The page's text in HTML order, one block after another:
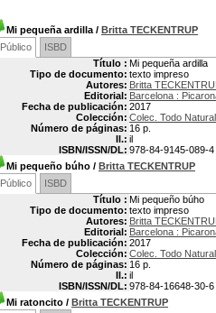
Mi pequeña ardilla / Britta TECKENTRUP
Público
ISBD
Título : Mi pequeña ardilla
Tipo de documento: texto impreso
Autores: Britta
Editorial: Barcelona :
Fecha de publicación: 2017
Colección: Colec. Todo
Número de páginas: 16 p.
Il.: il
ISBN/ISSN/DL: 978-84-9145-089-4
Mi pequeño búho / Britta TECKENTRUP
Público
ISBD
Título : Mi pequeño búho
Tipo de documento: texto impreso
Autores: Britta
Editorial: Barcelona :
Fecha de publicación: 2017
Colección: Colec. Todo
Número de páginas: 16 p.
Il.: il
ISBN/ISSN/DL: 978-84-16648-30-6
Mi ratoncito / Britta TECKENTRUP